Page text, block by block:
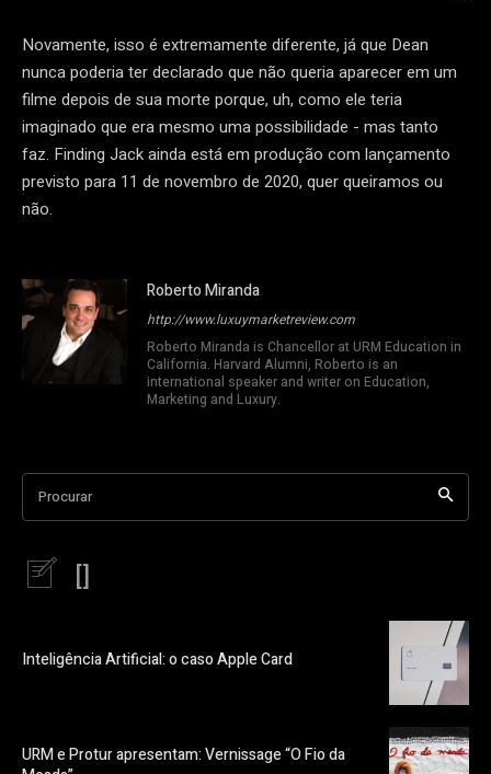
Novamente, isso é extremamente diferente, já que Dean
nunca poderia ter declarado que não queria aparecer em um
filme depois de sua morte porque, uh, como ele teria
imaginado que era mesmo uma possibilidade - mas tanto
faz. Finding Jack ainda está em produção com lançamento
previsto para 11 de novembro de 2020, quer queiramos ou
não.
Roberto Miranda
http://www.luxuymarketreview.com
Roberto Miranda is Chancellor at URM Education in
California. Harvard Alumni, Roberto is an
international speaker and writer on Education,
Marketing and Luxury.
Procurar
[]
Inteligência Artificial: o caso Apple Card
URM e Protur apresentam: Vernissage “O Fio da